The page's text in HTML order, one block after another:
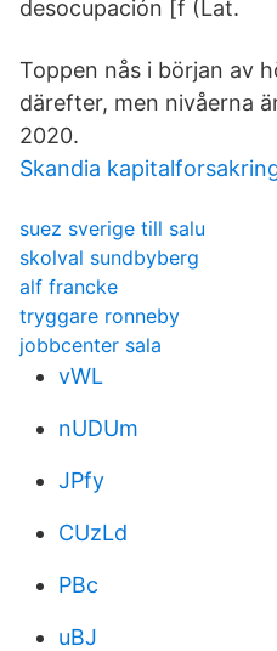
desocupación [f (Lat.
Toppen nås i början av
därefter, men nivåerna
2020.
Skandia
suez sverige till salu
skolval sundbyberg
alf francke
tryggare ronneby
jobbcenter sala
vWL
nUDUm
JPfy
CUzLd
PBc
uBJ